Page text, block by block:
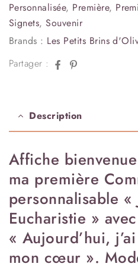
Personnalisée, Première,
Signets,Souvenir
Brands : Les Petits Brins
Partager :
Facebook
Pinterest
Description
Affiche
ma première
personnalisable «
Eucharistie »
« Aujourd’hui,
mon cœur ».